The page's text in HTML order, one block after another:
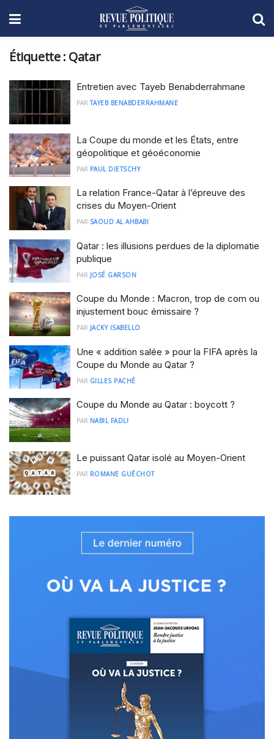
Étiquette : Qatar
Entretien avec Tayeb Benabderrahmane
PAR TAYEB BENABDERRAHMANE
La Coupe du monde et les États, entre
géopolitique et géoéconomie
PAR PAUL DIETSCHY
La relation France-Qatar à l’épreuve des
crises du Moyen-Orient
PAR SAOUD AL AHBABI
Qatar : les illusions perdues de la diplomatie
publique
PAR JOSÉ GARSON
Coupe du Monde : Macron, trop de com ou
injustement bouc émissaire ?
PAR JACKY ISABELLO
Une « addition salée » pour la FIFA après la
Coupe du Monde au Qatar ?
PAR GILLES PACHÉ
Coupe du Monde au Qatar : boycott ?
PAR NABIL FADLI
Le puissant Qatar isolé au Moyen-Orient
PAR ROMANE GUÉCHOT